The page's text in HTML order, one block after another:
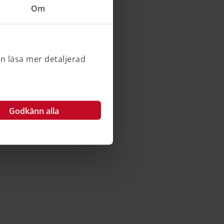
Om
läsa mer detaljerad
Godkänn alla